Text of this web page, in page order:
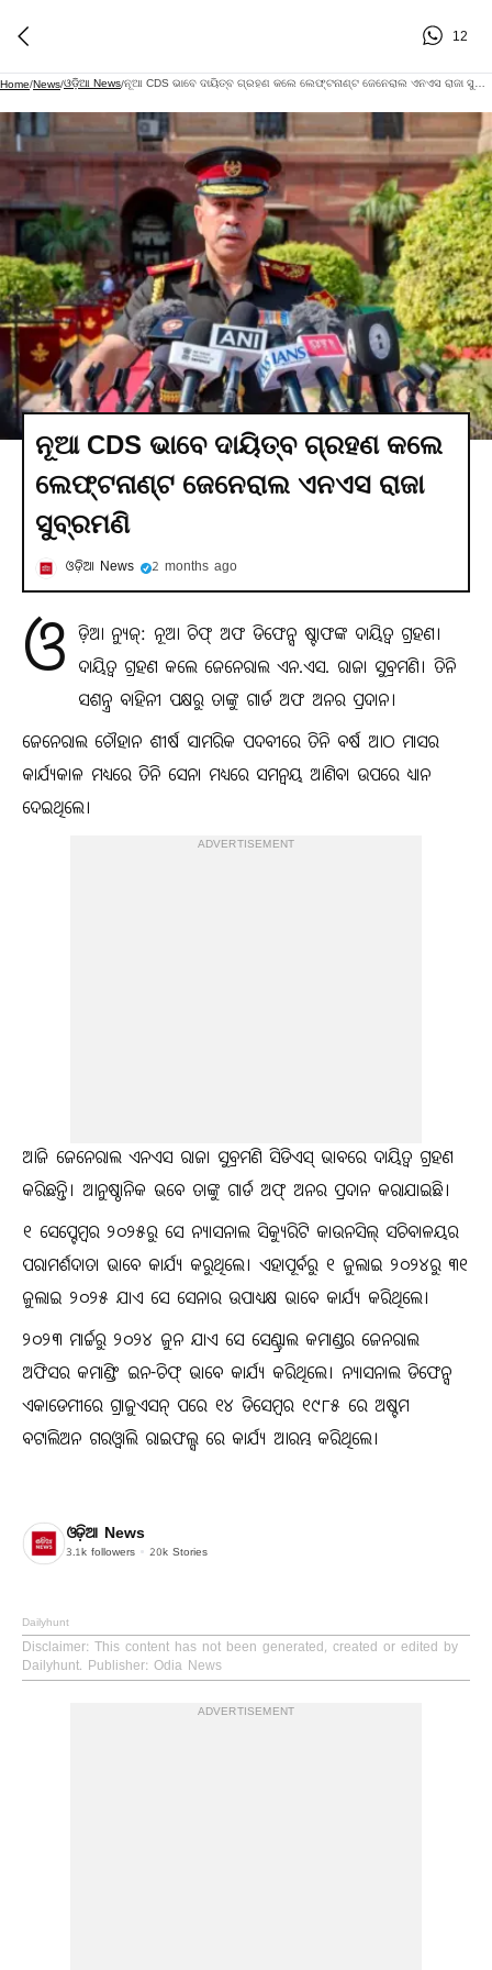
12
Home/News/ଓଡ଼ିଆ News/
ନୂଆ CDS ଭାବେ ଦାୟିତ୍ବ ଗ୍ରହଣ କଲେ
ଲେଫ୍ଟନାଣ୍ଟ ଜେନେରାଲ ଏନଏସ ରାଜା
ସୁବ୍ରମଣି
ଓଡ଼ିଆ News 2 months ago
ଓ ଡ଼ିଆ ନ୍ୟୁଜ୍: ନୂଆ ଚିଫ୍‌ ଅଫ ଡିଫେନ୍ସ ଷ୍ଟାଫଙ୍କ ଦାୟିତ୍ୱ ଗ୍ରହଣ।
ଦାୟିତ୍ୱ ଗ୍ରହଣ କଲେ ଜେନେରାଲ ଏନ.ଏସ. ରାଜା ସୁବ୍ରମଣି। ତିନି
ସଶନ୍ତ୍ର ବାହିନୀ ପକ୍ଷରୁ ତାଙ୍କୁ ଗାର୍ଡ ଅଫ ଅନର ପ୍ରଦାନ।
ଜେନେରାଲ ଚୌହାନ ଶୀର୍ଷ ସାମରିକ ପଦବୀରେ ତିନି ବର୍ଷ ଆଠ ମାସର
କାର୍ଯ୍ୟକାଳ ମଧ୍ୟରେ ତିନି ସେନା ମଧ୍ୟରେ ସମନ୍ୱୟ ଆଣିବା ଉପରେ ଧ୍ୟାନ
ଦେଇଥିଲେ।
ADVERTISEMENT
ଆଜି ଜେନେରାଲ ଏନଏସ ରାଜା ସୁବ୍ରମଣି ସିଡିଏସ୍ ଭାବରେ ଦାୟିତ୍ୱ ଗ୍ରହଣ
କରିଛନ୍ତି। ଆନୁଷ୍ଠାନିକ ଭବେ ତାଙ୍କୁ ଗାର୍ଡ ଅଫ୍ ଅନର ପ୍ରଦାନ କରାଯାଇଛି।
୧ ସେପ୍ଟେମ୍ବର ୨୦୨୫ରୁ ସେ ନ୍ୟାସନାଲ ସିକ୍ୟୁରିଟି କାଉନସିଲ୍ ସଚିବାଳୟର
ପରାମର୍ଶଦାତା ଭାବେ କାର୍ଯ୍ୟ କରୁଥିଲେ। ଏହାପୂର୍ବରୁ ୧ ଜୁଲାଇ ୨୦୨୪ରୁ ୩୧
ଜୁଲାଇ ୨୦୨୫ ଯାଏ ସେ ସେନାର ଉପାଧ୍ୟକ୍ଷ ଭାବେ କାର୍ଯ୍ୟ କରିଥିଲେ।
୨୦୨୩ ମାର୍ଚ୍ଚରୁ ୨୦୨୪ ଜୁନ ଯାଏ ସେ ସେଣ୍ଟ୍ରାଲ କମାଣ୍ଡର ଜେନରାଲ
ଅଫିସର କମାଣ୍ଡିଂ ଇନ-ଚିଫ୍ ଭାବେ କାର୍ଯ୍ୟ କରିଥିଲେ। ନ୍ୟାସନାଲ ଡିଫେନ୍ସ
ଏକାଡେମୀରେ ଗ୍ରାଜୁଏସନ୍ ପରେ ୧୪ ଡିସେମ୍ବର ୧୯୮୫ ରେ ଅଷ୍ଟମ
ବଟାଲିଅନ ଗରଓ୍ବାଲି ରାଇଫଲ୍ସ ରେ କାର୍ଯ୍ୟ ଆରମ୍ଭ କରିଥିଲେ।
ଓଡ଼ିଆ News
3.1k followers 20k Stories
Dailyhunt
Disclaimer: This content has not been generated, created or edited by
Dailyhunt. Publisher: Odia News
ADVERTISEMENT